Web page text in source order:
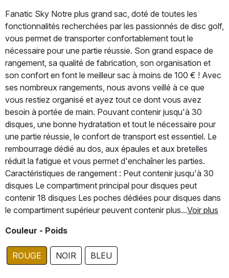
Fanatic Sky Notre plus grand sac, doté de toutes les
fonctionnalités recherchées par les passionnés de disc golf,
vous permet de transporter confortablement tout le
nécessaire pour une partie réussie. Son grand espace de
rangement, sa qualité de fabrication, son organisation et
son confort en font le meilleur sac à moins de 100 € ! Avec
ses nombreux rangements, nous avons veillé à ce que
vous restiez organisé et ayez tout ce dont vous avez
besoin à portée de main. Pouvant contenir jusqu'à 30
disques, une bonne hydratation et tout le nécessaire pour
une partie réussie, le confort de transport est essentiel. Le
rembourrage dédié au dos, aux épaules et aux bretelles
réduit la fatigue et vous permet d'enchaîner les parties.
Caractéristiques de rangement : Peut contenir jusqu'à 30
disques Le compartiment principal pour disques peut
contenir 18 disques Les poches dédiées pour disques dans
le compartiment supérieur peuvent contenir plus...Voir plus
Couleur - Poids
ROUGE NOIR BLEU